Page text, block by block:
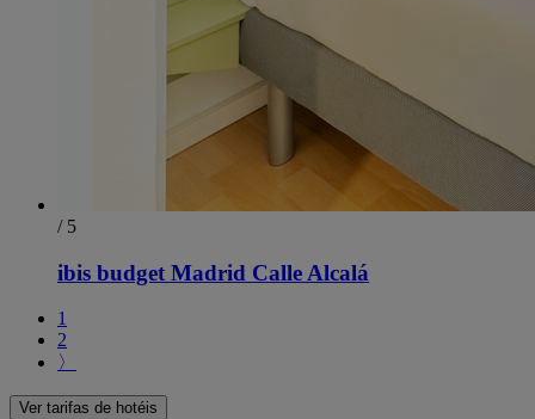
/ 5
ibis budget Madrid Calle Alcalá
1
2
〉
Ver tarifas de hotéis